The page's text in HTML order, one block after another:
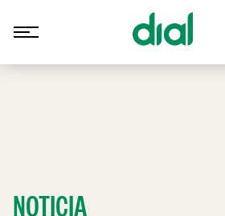
NOTICIA